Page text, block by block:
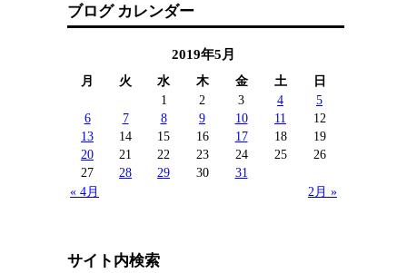
ブログ カレンダー
2019年5月
月 火 水 木 金 土 日
« 4月 2月 »
1 2 3 4
5
6
7 8 9 10 11
12
13
14 15 16 17 18
19
20
21 22 23 24 25
26
27
28 29 30 31
サイト内検索